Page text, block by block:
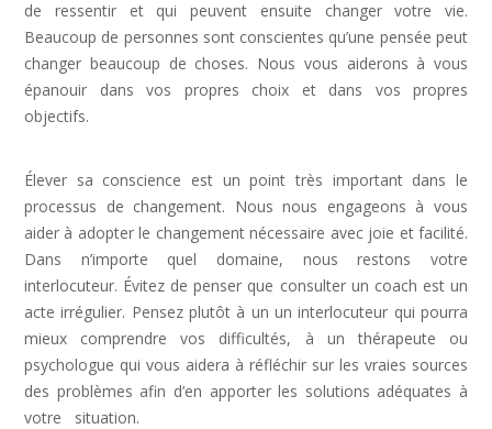
de ressentir et qui peuvent ensuite changer votre vie.
Beaucoup de personnes sont conscientes qu’une pensée peut
changer beaucoup de choses. Nous vous aiderons à vous
épanouir dans vos propres choix et dans vos propres
objectifs.
Élever sa conscience est un point très important dans le
processus de changement. Nous nous engageons à vous
aider à adopter le changement nécessaire avec joie et facilité.
Dans n’importe quel domaine, nous restons votre
interlocuteur. Évitez de penser que consulter un coach est un
acte irrégulier. Pensez plutôt à un un interlocuteur qui pourra
mieux comprendre vos difficultés, à un thérapeute ou
psychologue qui vous aidera à réfléchir sur les vraies sources
des problèmes afin d’en apporter les solutions adéquates à
votre situation.